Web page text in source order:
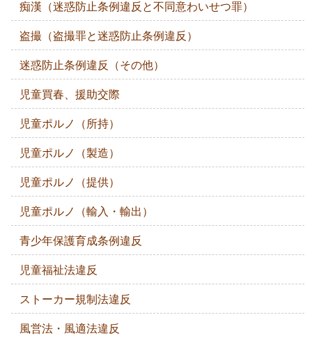
痴漢（迷惑防止条例違反と不同意わいせつ罪）
盗撮（盗撮罪と迷惑防止条例違反）
迷惑防止条例違反（その他）
児童買春、援助交際
児童ポルノ（所持）
児童ポルノ（製造）
児童ポルノ（提供）
児童ポルノ（輸入・輸出）
青少年保護育成条例違反
児童福祉法違反
ストーカー規制法違反
風営法・風適法違反